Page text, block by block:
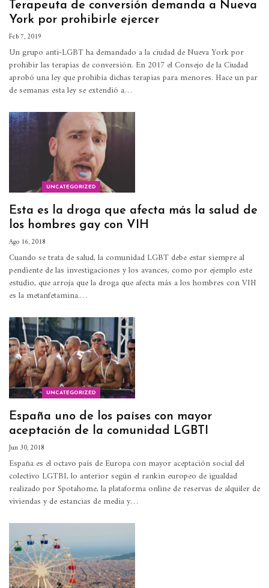
Terapeuta de conversión demanda a Nueva
York por prohibirle ejercer
Feb 7, 2019
Un grupo anti-LGBT ha demandado a la ciudad de Nueva York por
prohibir las terapias de conversión. En 2017 el Consejo de la Ciudad
aprobó una ley que prohibía dichas terapias para menores. Hace un par
de semanas esta ley se extendió a…
UNCATEGORIZED
Esta es la droga que afecta más la salud de
los hombres gay con VIH
Ago 16, 2018
Cuando se trata de salud, la comunidad LGBT debe estar siempre al
pendiente de las investigaciones y los avances, como por ejemplo este
estudio, que arroja que la droga que afecta más a los hombres con VIH
es la metanfetamina.…
UNCATEGORIZED
España uno de los países con mayor
aceptación de la comunidad LGBTI
Jun 30, 2018
España es el octavo país de Europa con mayor aceptación social del
colectivo LGTBI, lo anterior según el rankin europeo de igualdad
realizado por Spotahome, la plataforma online de reservas de alquiler de
viviendas y de estancias de media y…